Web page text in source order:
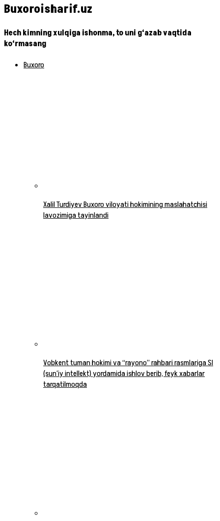
Buxoroisharif.uz
Hech kimning xulqiga ishonma, to uni g‘azab vaqtida
ko‘rmasang
Buxoro
Xalil Turdiyev Buxoro viloyati hokimining maslahatchisi
lavozimiga tayinlandi
Vobkent tuman hokimi va “rayono” rahbari rasmlariga SI
(sun‘iy intellekt) yordamida ishlov berib, feyk xabarlar
tarqatilmoqda